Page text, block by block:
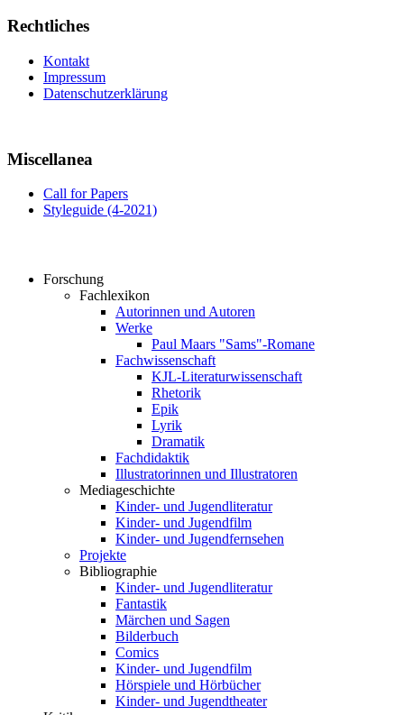
Rechtliches
Kontakt
Impressum
Datenschutzerklärung
Miscellanea
Call for Papers
Styleguide (4-2021)
Forschung
Fachlexikon
Autorinnen und Autoren
Werke
Paul Maars "Sams"-Romane
Fachwissenschaft
KJL-Literaturwissenschaft
Rhetorik
Epik
Lyrik
Dramatik
Fachdidaktik
Illustratorinnen und Illustratoren
Mediageschichte
Kinder- und Jugendliteratur
Kinder- und Jugendfilm
Kinder- und Jugendfernsehen
Projekte
Bibliographie
Kinder- und Jugendliteratur
Fantastik
Märchen und Sagen
Bilderbuch
Comics
Kinder- und Jugendfilm
Hörspiele und Hörbücher
Kinder- und Jugendtheater